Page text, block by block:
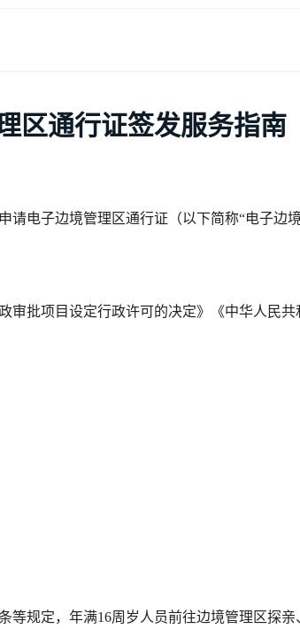
区通行证签发服务指南
请电子边境管理区通行证（以下简称“电子边
审批项目设定行政许可的决定》《中华人民共
等规定，年满16周岁人员前往边境管理区探亲